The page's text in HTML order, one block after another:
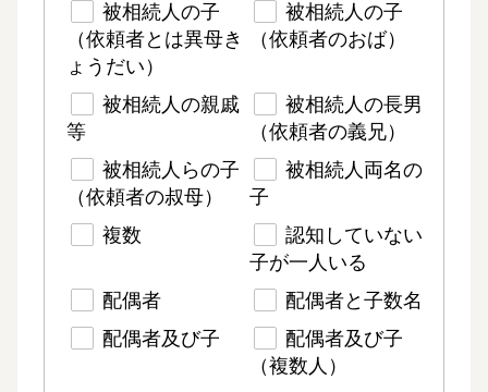
被相続人の子
（依頼者とは異母き
ょうだい）
被相続人の子
（依頼者のおば）
被相続人の親戚
等
被相続人の長男
（依頼者の義兄）
被相続人らの子
（依頼者の叔母）
被相続人両名の
子
複数
認知していない
子が一人いる
配偶者
配偶者と子数名
配偶者及び子
配偶者及び子
（複数人）